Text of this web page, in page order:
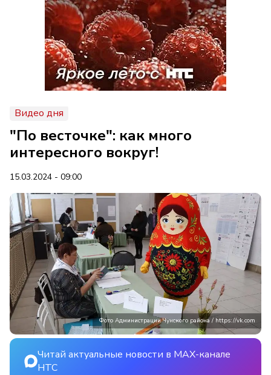
Видео дня
"По весточке": как много
интересного вокруг!
15.03.2024 - 09:00
Фото Администрации Чунского района / https://vk.com
Читай актуальные новости в MAX-канале
НТС